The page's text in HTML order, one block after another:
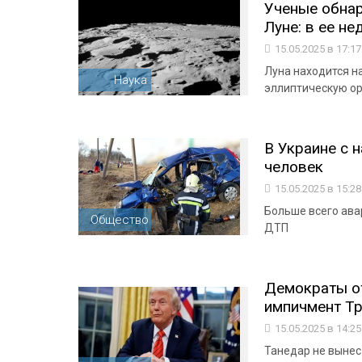
Наука
Ученые
Луне: в ее
15.05.2025 в
Луна находится
эллиптическую
Общество
В Украине с
человек
15.05.2025 в
Больше всего
ДТП
Демократы
импичмент
15.05.2025 в
Танедар не